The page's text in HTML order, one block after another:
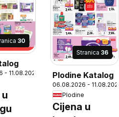
30
11.08.2026
Stranica 36
Plodine Katalog
06.08.2026 - 11.08.2026
Plodine
Cijena u